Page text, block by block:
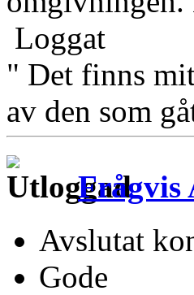
Loggat
" Det finns
av den som
Frågvis
Avslutat
Gode